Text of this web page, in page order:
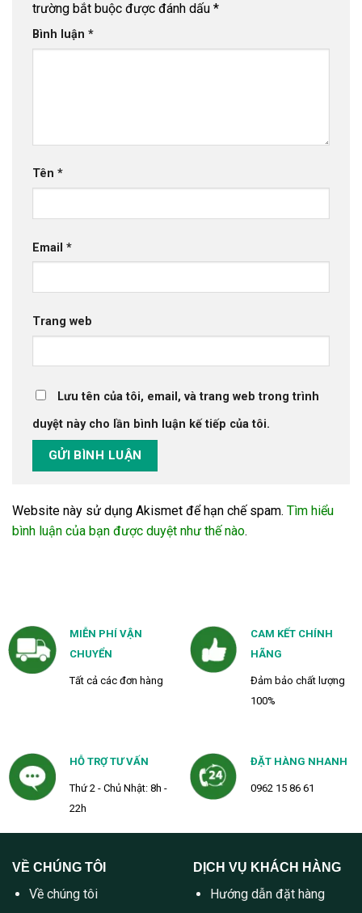
trường bắt buộc được đánh dấu *
Bình luận *
Tên *
Email *
Trang web
Lưu tên của tôi, email, và trang web trong trình
duyệt này cho lần bình luận kế tiếp của tôi.
Website này sử dụng Akismet để hạn chế spam. Tìm hiểu
bình luận của bạn được duyệt như thế nào.
MIỄN PHÍ VẬN
CHUYỂN
Tất cả các đơn hàng
CAM KẾT CHÍNH
HÃNG
Đảm bảo chất lượng
100%
HỖ TRỢ TƯ VẤN
Thứ 2 - Chủ Nhật: 8h -
22h
ĐẶT HÀNG NHANH
0962 15 86 61
VỀ CHÚNG TÔI
Về chúng tôi
DỊCH VỤ KHÁCH HÀNG
Hướng dẫn đặt hàng